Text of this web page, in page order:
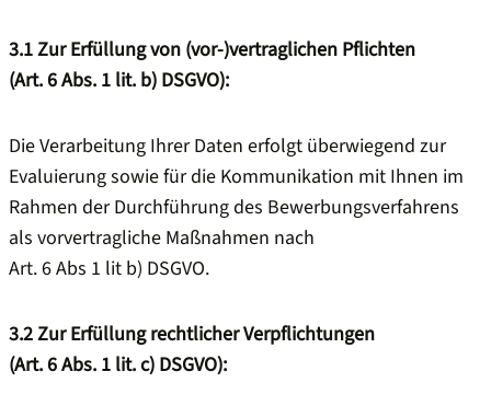
3.1Zur Erfüllung von (vor-)vertraglichen Pflichten
(Art. 6 Abs. 1 lit. b) DSGVO):
Die Verarbeitung Ihrer Daten erfolgt überwiegend zur
Evaluierung sowie für die Kommunikation mit Ihnen im
Rahmen der Durchführung des Bewerbungsverfahrens
als vorvertragliche Maßnahmen nach
Art. 6 Abs 1 lit b) DSGVO.
3.2Zur Erfüllung rechtlicher Verpflichtungen
(Art. 6 Abs. 1 lit. c) DSGVO):